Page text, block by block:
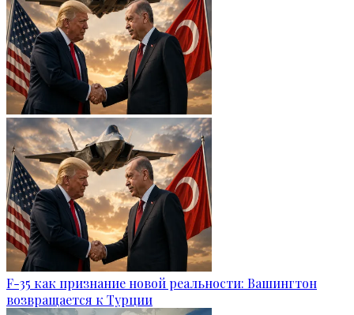
F-35 как признание новой реальности: Вашингтон
возвращается к Турции